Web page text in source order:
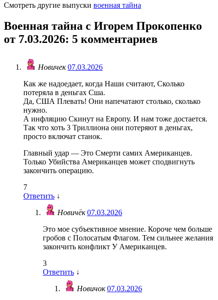
Смотреть другие выпуски военная тайна
Военная тайна с Игорем Прокопенко
от 7.03.2026: 5 комментариев
Новичек07.03.2026
Как же надоедает, когда Наши считают, Сколько
потеряла в деньгах Сша.
Да, США Плевать! Они напечатают столько, сколько
нужно.
А инфляцию Скинут на Европу. И нам тоже достается.
Так что хоть 3 Триллиона они потеряют в деньгах,
просто включат станок.
Главный удар — Это Смерти самих Американцев.
Только Убийства Американцев может сподвигнуть
закончить операцию.
7
Ответить ↓
Новичёк07.03.2026
Это мое субъективное мнение. Короче чем больше
гробов с Полосатым Флагом. Тем сильнее желания
закончить конфликт У Американцев.
3
Ответить ↓
Новичок07.03.2026